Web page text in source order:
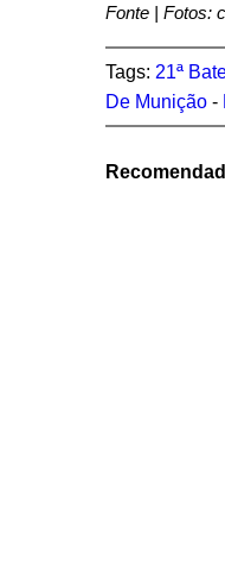
Fonte | Fotos:
Tags: 21ª
De Munição-